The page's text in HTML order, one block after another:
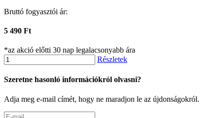
Bruttó fogyasztói ár:
5 490 Ft
*az akció előtti 30 nap legalacsonyabb ára
Részletek
Szeretne hasonló információkról olvasni?
Adja meg e-mail címét, hogy ne maradjon le az újdonságokról.